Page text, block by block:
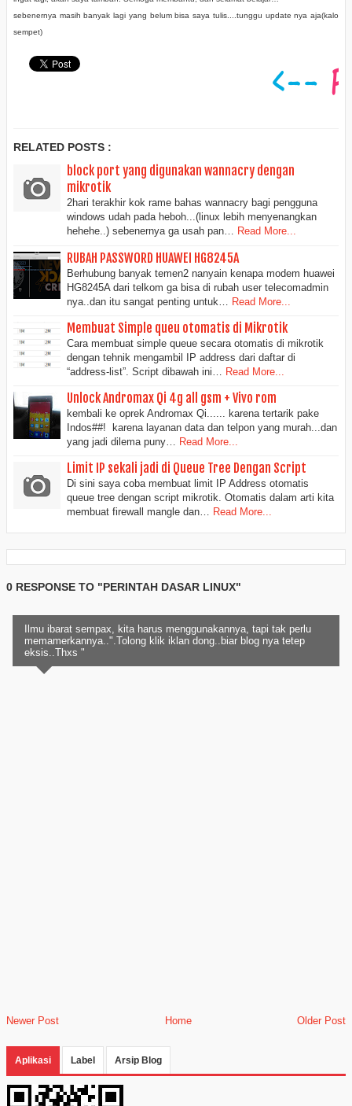
sebenernya masih banyak lagi yang belum bisa saya tulis....tunggu update nya aja(kalo
sempet)
RELATED POSTS :
block port yang digunakan wannacry dengan
mikrotik
2hari terakhir kok rame bahas wannacry bagi pengguna
windows udah pada heboh...(linux lebih menyenangkan
hehehe..) sebenernya ga usah pan… Read More...
RUBAH PASSWORD HUAWEI HG8245A
Berhubung banyak temen2 nanyain kenapa modem huawei
HG8245A dari telkom ga bisa di rubah user telecomadmin
nya..dan itu sangat penting untuk…
Read More...
Membuat Simple queu otomatis di Mikrotik
Cara membuat simple queue secara otomatis di mikrotik
dengan tehnik mengambil IP address dari daftar di
“address-list”. Script dibawah ini…
Read More...
Unlock Andromax Qi 4g all gsm + Vivo rom
kembali ke oprek Andromax Qi...... karena tertarik pake
Indos##! karena layanan data dan telpon yang murah...dan
yang jadi dilema puny… Read More...
Limit IP sekali jadi di Queue Tree Dengan Script
Di sini saya coba membuat limit IP Address otomatis
queue tree dengan script mikrotik. Otomatis dalam arti kita
membuat firewall mangle dan… Read More...
0 RESPONSE TO "PERINTAH DASAR LINUX"
Ilmu ibarat sempax, kita harus menggunakannya, tapi tak perlu
memamerkannya..".Tolong klik iklan dong..biar blog nya tetep
eksis..Thxs "
Newer Post Older Post
Home
Aplikasi Label Arsip Blog